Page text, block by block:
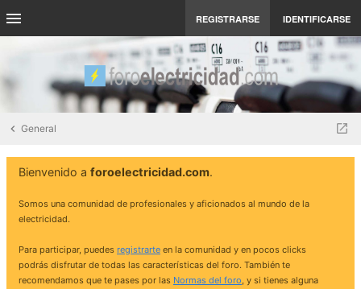
REGISTRARSE IDENTIFICARSE
General
Bienvenido a foroelectricidad.com.
Somos una comunidad de profesionales y aficionados al mundo de la
electricidad.
Para participar, puedes registrarte en la comunidad y en pocos clicks
podrás disfrutar de todas las características del foro. También te
recomendamos que te pases por las Normas del foro, y si tienes alguna